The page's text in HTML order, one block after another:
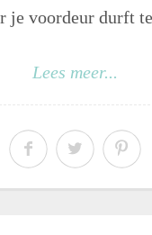
je voordeur durft
Lees meer...